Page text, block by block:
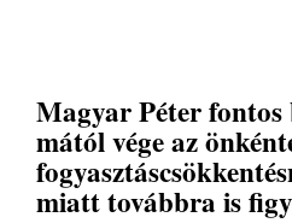
Magyar Péter
mától vége az
miatt továbbra is